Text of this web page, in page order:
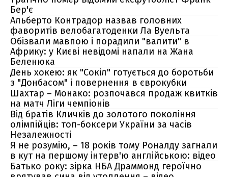
Бер'є
Альберто Контрадор назвав головних
фаворитів велобагатоденки Ла Вуельта
Обізвали мавпою і порадили "валити" в
Африку: у Києві невідомі напали на Жана
Беленюка
День хокею: як "Сокіл" готується до боротьби
з "Донбасом" і повернення в єврокубки
Шахтар – Монако: розпочався продаж квитків
на матч Ліги чемпіонів
Від братів Кличків до золотого покоління
олімпійців: топ-боксери України за часів
Незалежності
Я не розумію, – 18 років тому Роналду загнали
в кут на першому інтерв'ю англійською: відео
Батько року: зірка НБА Драммонд героїчно